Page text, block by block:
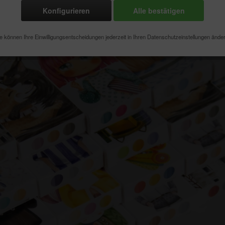
Konfigurieren Alle bestätigen
können Ihre Einwilligungsentscheidungen jederzeit in Ihren Datenschutzeinstellungen